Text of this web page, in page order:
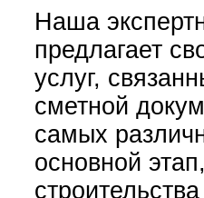
Наша
предлагает
услуг,
сметной
самых
основной